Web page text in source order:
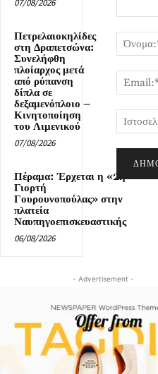
07/08/2026
Πετρελαιοκηλίδες
στη Δραπετσώνα:
Συνελήφθη
πλοίαρχος μετά
από ρύπανση
δίπλα σε
δεξαμενόπλοιο –
Κινητοποίηση
του Λιμενικού
07/08/2026
Πέραμα: Έρχεται η «2η
Γιορτή
Γουρουνοπούλας» στην
πλατεία
Ναυπηγοεπισκευαστικής
06/08/2026
- Advertisement -